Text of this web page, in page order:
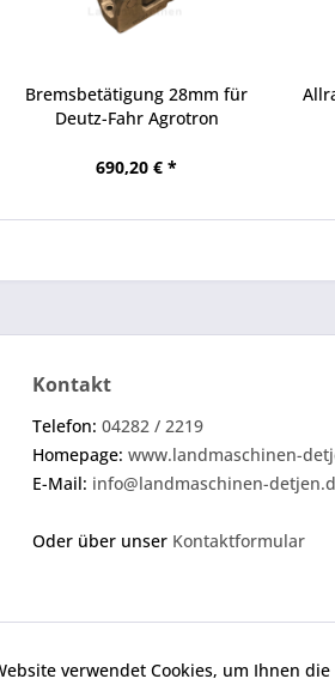
Bremsbetätigung 28mm für
Deutz-Fahr Agrotron
690,20 € *
Kontakt
Telefon: 04282 / 2219
Homepage: www.landmaschinen-
E-Mail: info@landmaschinen-
Oder über unser Kontaktformular
verwendet Cookies, um Ihnen